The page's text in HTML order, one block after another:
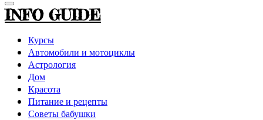
INFO GUIDE
Курсы
Автомобили и мотоциклы
Астрология
Дом
Красота
Питание и рецепты
Советы бабушки